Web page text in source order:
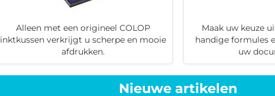
Alleen met een origineel COLOP
inktkussen verkrijgt u scherpe en mooie
afdrukken.
Maak uw keuze
handige formules
uw
Nieuwe artikelen